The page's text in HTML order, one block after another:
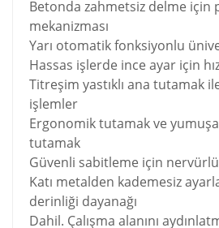
Betonda zahmetsiz delme için
mekanizması
Yarı otomatik fonksiyonlu
Hassas işlerde ince ayar için
Titreşim yastıklı ana tutamak
işlemler
Ergonomik tutamak ve
tutamak
Güvenli sabitleme için
Katı metalden kademesiz
derinliği dayanağı
Dahil. Çalışma alanını